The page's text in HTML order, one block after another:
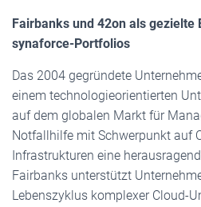
Fairbanks und 42on als gezielte
synaforce-Portfolios
Das 2004 gegründete
einem technologieorientierten
auf dem globalen Markt für
Notfallhilfe mit Schwerpunkt auf
Infrastrukturen eine
Fairbanks unterstützt
Lebenszyklus komplexer Cloud-